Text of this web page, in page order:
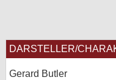
DARSTELLER/
Gerard Butler